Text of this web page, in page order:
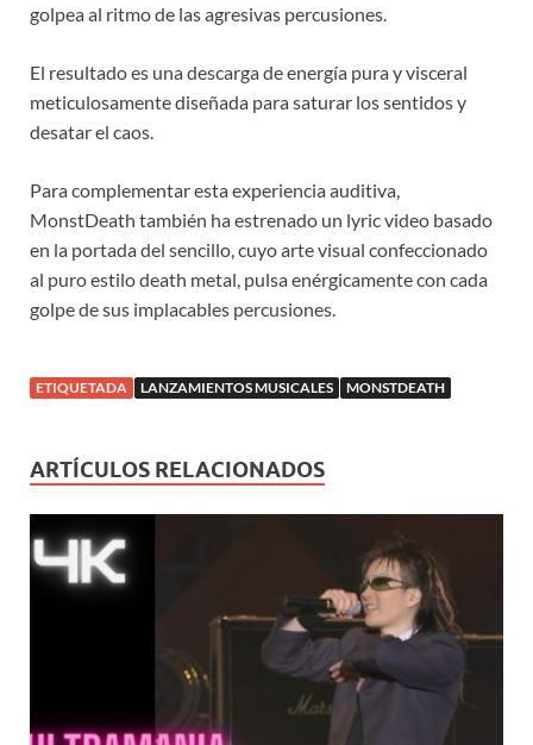
golpea al ritmo de las agresivas percusiones.
El resultado es una descarga de energía pura y visceral
meticulosamente diseñada para saturar los sentidos y
desatar el caos.
Para complementar esta experiencia auditiva,
MonstDeath también ha estrenado un lyric video basado
en la portada del sencillo, cuyo arte visual confeccionado
al puro estilo death metal, pulsa enérgicamente con cada
golpe de sus implacables percusiones.
ETIQUETADA LANZAMIENTOS MUSICALES MONSTDEATH
ARTÍCULOS RELACIONADOS